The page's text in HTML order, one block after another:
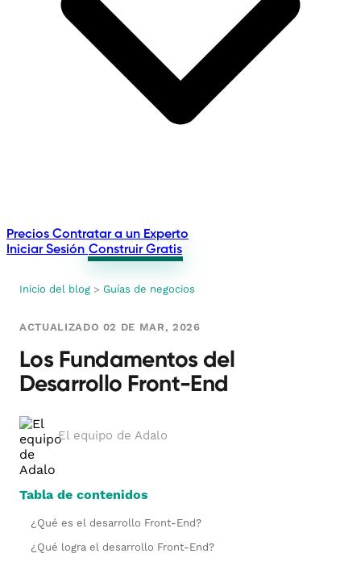
Precios Contratar a un Experto
Iniciar Sesión Construir Gratis
Inicio del blog > Guías de negocios
ACTUALIZADO 02 DE MAR, 2026
Los Fundamentos del
Desarrollo Front-End
El equipo de Adalo
Tabla de contenidos
¿Qué es el desarrollo Front-End?
¿Qué logra el desarrollo Front-End?